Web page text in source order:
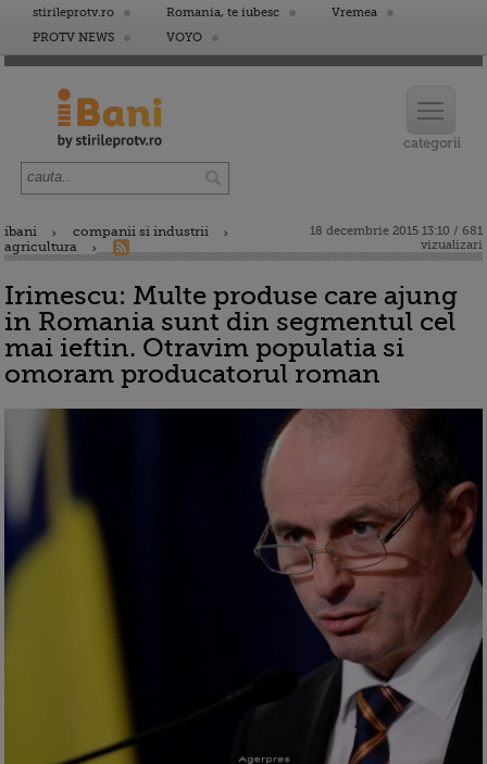
stirileprotv.ro Romania, te iubesc
Vremea
PROTV NEWS
VOYO
ibani
companii si industrii
agricultura
18 decembrie 2015 13:10 / 681
vizualizari
Irimescu: Multe produse care ajung
in Romania sunt din segmentul cel
mai ieftin. Otravim populatia si
omoram producatorul roman